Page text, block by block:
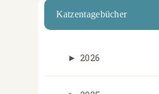
Katzentagebücher
► 2026